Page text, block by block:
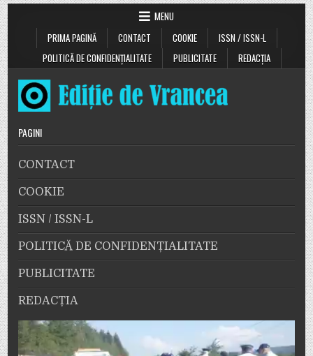
MENU
PRIMA PAGINĂ
CONTACT COOKIE
ISSN / ISSN-L
POLITICĂ DE CONFIDENȚIALITATE
PUBLICITATE REDACȚIA
PAGINI
CONTACT
COOKIE
ISSN / ISSN-L
POLITICĂ DE CONFIDENȚIALITATE
PUBLICITATE
REDACȚIA